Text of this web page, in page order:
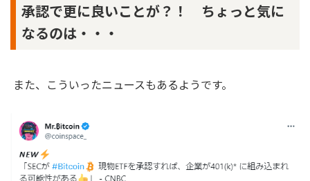
承認で更に良いことが？！ ちょっと気に
なるのは・・・
また、こういったニュースもあるようです。